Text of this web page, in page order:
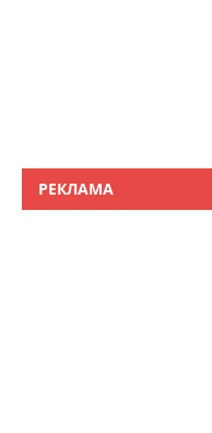
РЕКЛАМА